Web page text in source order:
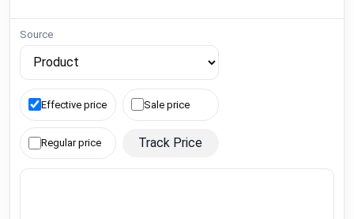
Source
Effective price Sale price
Regular price Track Price